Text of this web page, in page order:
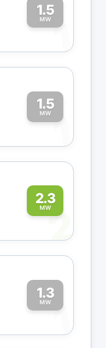
1.5
MW1
1.5
MW1
2.3
MW2
1.3
MW1